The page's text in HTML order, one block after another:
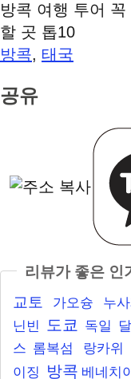
방콕 여행 투어 꼭
할 곳 톱10
방콕, 태국
공유
리뷰가 좋은 인
교토 가오슝 누
닌빈 도쿄 독일
스 롬복섬 랑카위
이징 방콕 베네치